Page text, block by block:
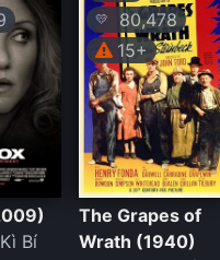
Bí
💛
80,478
15+
The Grapes of
Wrath (1940)